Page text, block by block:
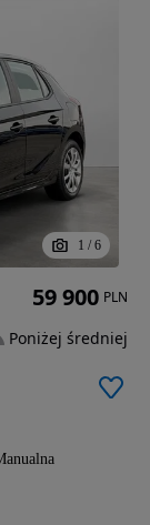
1 / 6
59 900 PLN
Poniżej średniej